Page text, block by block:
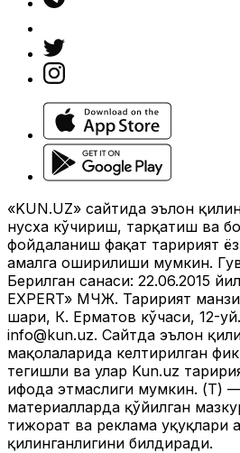
«KUN.UZ» сайтида эълон
нусха кўчириш, тарқатиш ва
фойдаланиш фақат таҳририят
амалга оширилиши мумкин.
Берилган санаси: 22.06.2015
EXPERT» МЧЖ. Таҳририят
шаҳри, К. Ерматов кўчаси, 12-
info@kun.uz. Сайтда эълон
мақолаларида келтирилган
тегишли ва улар Kun.uz
ифода этмаслиги мумкин. (Т)
материалларда қўйилган
тижорат ва реклама ҳуқуқлари
қилинганлигини билдиради.